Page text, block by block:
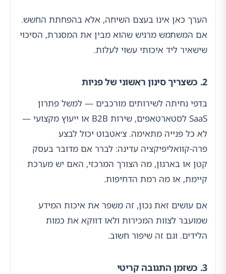
הערך כאן אינו בעצם השיחה, אלא בהפחתת החשש.
אם המשתמש מרגיש שהוא מבין את המסגרת, הסיכוי
שישאיר ליד איכותי עשוי לעלות.
2. כשצריך סינון ראשוני של פניות
בדפי נחיתה לשירותים מורכבים — למשל פתרון
SaaS לסטארטאפים, שירות B2B או ייעוץ מקצועי —
לא כל פנייה מתאימה. צ׳אטבוט יכול לבצע
פרה-קוואליפיקציה עדינה: לברר אם מדובר בעסק
קטן או בארגון, מה הצורך המרכזי, האם יש מערכת
קיימת, או מה רמת הדחיפות.
אם עושים זאת נכון, זה משפר את איכות המידע
שמועבר לצוות המכירות ולאו דווקא את כמות
הלידים. וגם זה שיפור חשוב.
3. כשזמן התגובה קריטי